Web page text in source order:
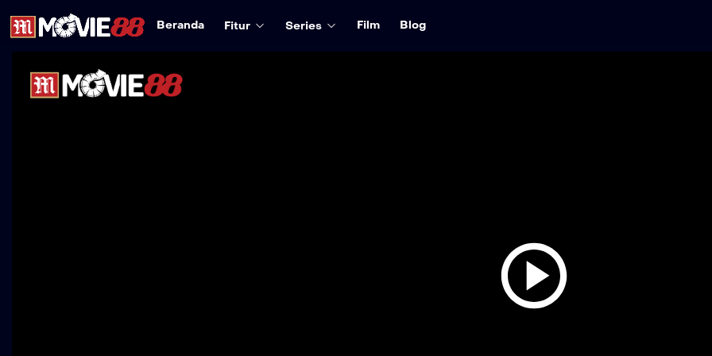
Beranda Fitur Series Film Blog